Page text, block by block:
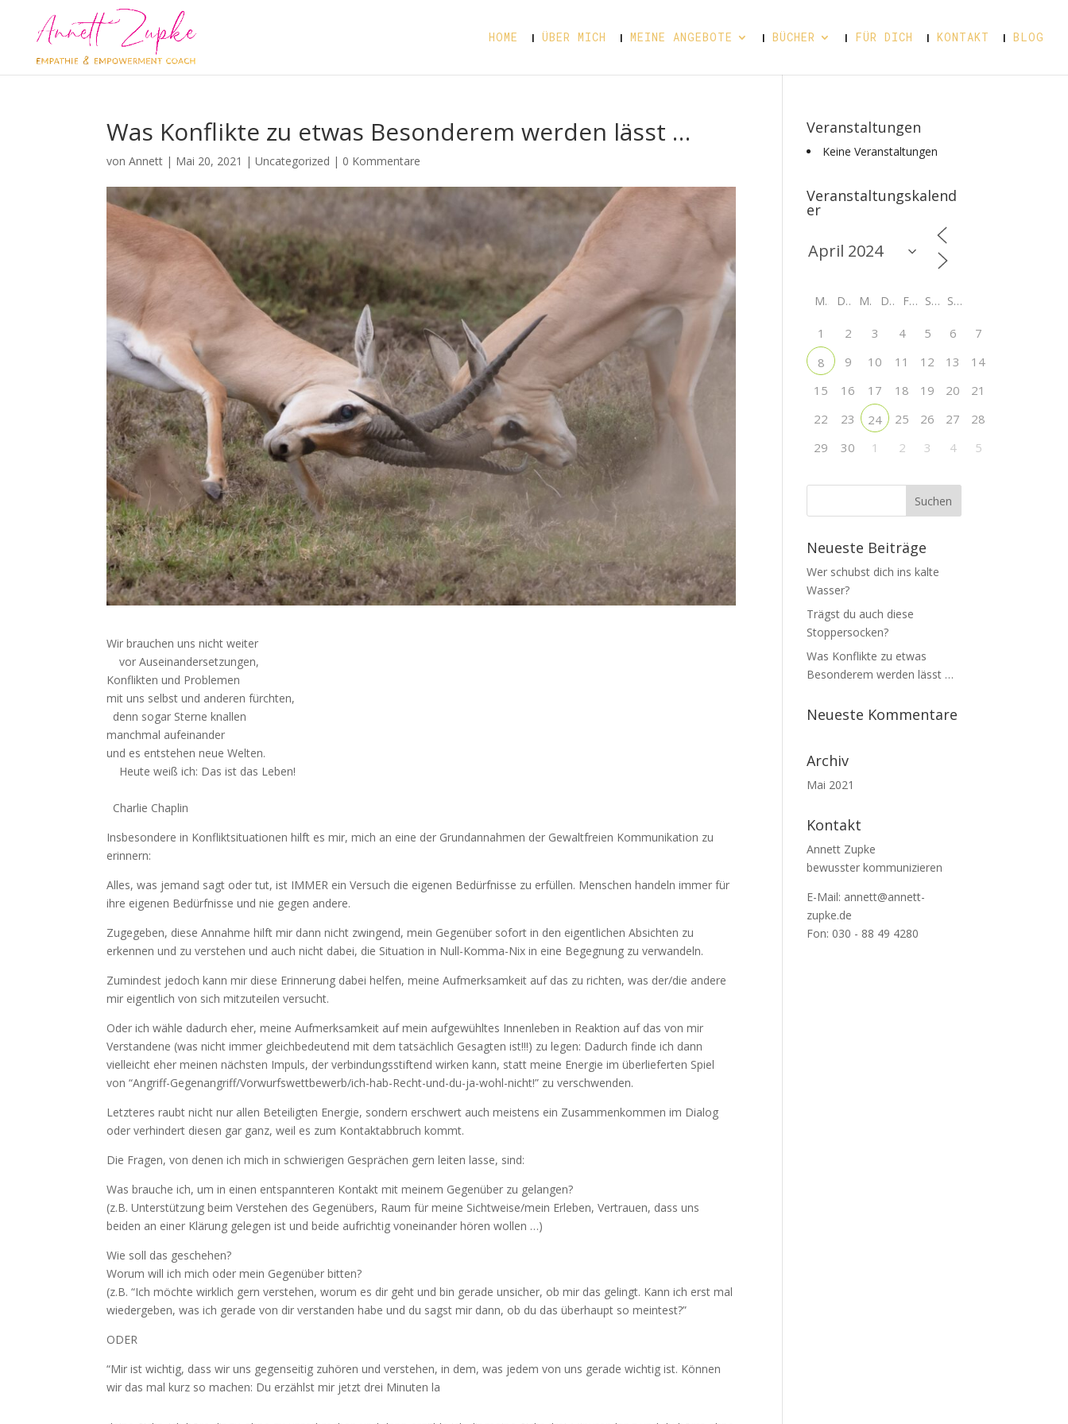
HOME ÜBER MICH MEINE ANGEBOTE BÜCHER FÜR DICH KONTAKT BLOG
Was Konflikte zu etwas Besonderem werden lässt …
vonAnnett | Mai 20, 2021 |Uncategorized | 0 Kommentare
Wir brauchen uns nicht weiter
vor Auseinandersetzungen,
Konflikten und Problemen
mit uns selbst und anderen fürchten,
denn sogar Sterne knallen
manchmal aufeinander
und es entstehen neue Welten.
Heute weiß ich: Das ist das Leben!
Charlie Chaplin
Insbesondere in Konfliktsituationen hilft es mir, mich an eine der Grundannahmen der Gewaltfreien Kommunikation zu
erinnern:
Alles, was jemand sagt oder tut, ist IMMER ein Versuch die eigenen Bedürfnisse zu erfüllen. Menschen handeln immer für
ihre eigenen Bedürfnisse und nie gegen andere.
Zugegeben, diese Annahme hilft mir dann nicht zwingend, mein Gegenüber sofort in den eigentlichen Absichten zu
erkennen und zu verstehen und auch nicht dabei, die Situation in Null-Komma-Nix in eine Begegnung zu verwandeln.
Zumindest jedoch kann mir diese Erinnerung dabei helfen, meine Aufmerksamkeit auf das zu richten, was der/die andere
mir eigentlich von sich mitzuteilen versucht.
Oder ich wähle dadurch eher, meine Aufmerksamkeit auf mein aufgewühltes Innenleben in Reaktion auf das von mir
Verstandene (was nicht immer gleichbedeutend mit dem tatsächlich Gesagten ist!!!) zu legen: Dadurch finde ich dann
vielleicht eher meinen nächsten Impuls, der verbindungsstiftend wirken kann, statt meine Energie im überlieferten Spiel
von “Angriff-Gegenangriff/Vorwurfswettbewerb/ich-hab-Recht-und-du-ja-wohl-nicht!” zu verschwenden.
Letzteres raubt nicht nur allen Beteiligten Energie, sondern erschwert auch meistens ein Zusammenkommen im Dialog
oder verhindert diesen gar ganz, weil es zum Kontaktabbruch kommt.
Die Fragen, von denen ich mich in schwierigen Gesprächen gern leiten lasse, sind:
Was brauche ich, um in einen entspannteren Kontakt mit meinem Gegenüber zu gelangen?
(z.B. Unterstützung beim Verstehen des Gegenübers, Raum für meine Sichtweise/mein Erleben, Vertrauen, dass uns
beiden an einer Klärung gelegen ist und beide aufrichtig voneinander hören wollen …)
Wie soll das geschehen?
Worum will ich mich oder mein Gegenüber bitten?
(z.B. “Ich möchte wirklich gern verstehen, worum es dir geht und bin gerade unsicher, ob mir das gelingt. Kann ich erst mal
wiedergeben, was ich gerade von dir verstanden habe und du sagst mir dann, ob du das überhaupt so meintest?”
ODER
“Mir ist wichtig, dass wir uns gegenseitig zuhören und verstehen, in dem, was jedem von uns gerade wichtig ist. Können
wir das mal kurz so machen: Du erzählst mir jetzt drei Minuten la
Veranstaltungen
Keine Veranstaltungen
Veranstaltungskalend
er
M D M D F S S
1 2 3 4 5 6
7
8
9 10 11 12 13
14
15
16 17 18 19 20
21
22
23 24 25 26 27
28
29
30 1 2 3 4 5
Neueste Beiträge
Wer schubst dich ins kalte
Wasser?
Trägst du auch diese
Stoppersocken?
Was Konflikte zu etwas
Besonderem werden lässt …
Neueste Kommentare
Archiv
Mai 2021
Kontakt
Annett Zupke
bewusster kommunizieren
E-Mail: annett@annett-
zupke.de
Fon: 030 - 88 49 4280